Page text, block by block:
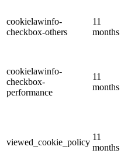
cookielawinfo-
checkbox-others
11
months
cookielawinfo-
checkbox-
performance
11
months
viewed_cookie_policy
11
months